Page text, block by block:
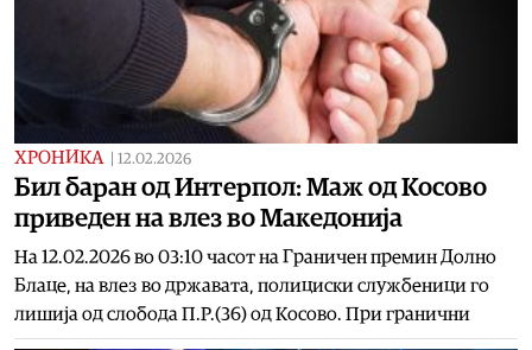
ХРОНИКА 12.02.2026
Бил баран од Интерпол: Маж од Косово
приведен на влез во Македонија
На 12.02.2026 во 03:10 часот на Граничен премин Долно
Блаце, на влез во државата, полициски службеници го
лишија од слобода П.Р.(36) од Косово. При гранични